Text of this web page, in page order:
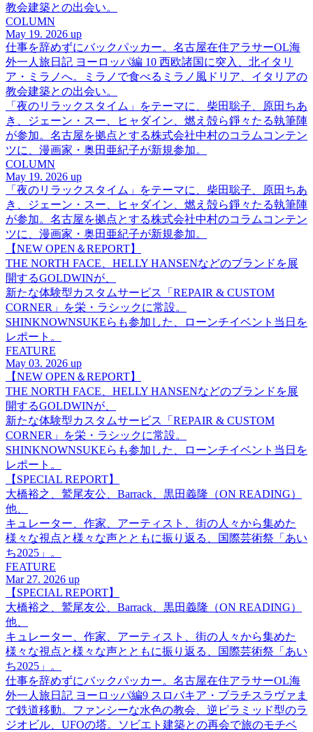
教会建築との出会い。
COLUMN
May 19. 2026 up
仕事を辞めずにバックパッカー。名古屋在住アラサーOL海
外一人旅日記 ヨーロッパ編 10 西欧諸国に突入、北イタリ
ア・ミラノへ。ミラノで食べるミラノ風ドリア、イタリアの
教会建築との出会い。
「夜のリラックスタイム」をテーマに、柴田聡子、原田ちあ
き、ジェーン・スー、ヒャダイン、燃え殻ら錚々たる執筆陣
が参加。名古屋を拠点とする株式会社中村のコラムコンテン
ツに、漫画家・奥田亜紀子が新規参加。
COLUMN
May 19. 2026 up
「夜のリラックスタイム」をテーマに、柴田聡子、原田ちあ
き、ジェーン・スー、ヒャダイン、燃え殻ら錚々たる執筆陣
が参加。名古屋を拠点とする株式会社中村のコラムコンテン
ツに、漫画家・奥田亜紀子が新規参加。
【NEW OPEN＆REPORT】
THE NORTH FACE、HELLY HANSENなどのブランドを展
開するGOLDWINが、
新たな体験型カスタムサービス「REPAIR & CUSTOM
CORNER」を栄・ラシックに常設。
SHINKNOWNSUKEらも参加した、ローンチイベント当日を
レポート。
FEATURE
May 03. 2026 up
【NEW OPEN＆REPORT】
THE NORTH FACE、HELLY HANSENなどのブランドを展
開するGOLDWINが、
新たな体験型カスタムサービス「REPAIR & CUSTOM
CORNER」を栄・ラシックに常設。
SHINKNOWNSUKEらも参加した、ローンチイベント当日を
レポート。
【SPECIAL REPORT】
大橋裕之、鷲尾友公、Barrack、黒田義隆（ON READING）
他、
キュレーター、作家、アーティスト、街の人々から集めた
様々な視点と様々な声とともに振り返る、国際芸術祭「あい
ち2025」。
FEATURE
Mar 27. 2026 up
【SPECIAL REPORT】
大橋裕之、鷲尾友公、Barrack、黒田義隆（ON READING）
他、
キュレーター、作家、アーティスト、街の人々から集めた
様々な視点と様々な声とともに振り返る、国際芸術祭「あい
ち2025」。
仕事を辞めずにバックパッカー。名古屋在住アラサーOL海
外一人旅日記 ヨーロッパ編9 スロバキア・ブラチスラヴァま
で鉄道移動。ファンシーな水色の教会、逆ピラミッド型のラ
ジオビル、UFOの塔。ソビエト建築との再会で旅のモチベ